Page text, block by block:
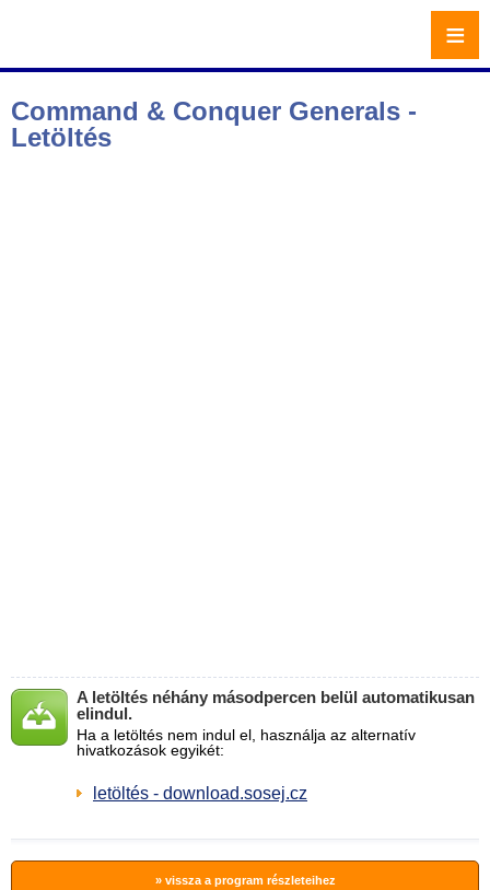
Command & Conquer Generals -
Letöltés
A letöltés néhány másodpercen belül automatikusan
elindul.
Ha a letöltés nem indul el, használja az alternatív
hivatkozások egyikét:
letöltés - download.sosej.cz
» vissza a program részleteihez
≡